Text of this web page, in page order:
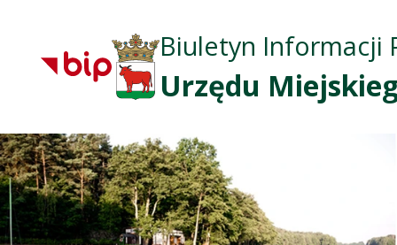
Biuletyn Informacji
Urzędu